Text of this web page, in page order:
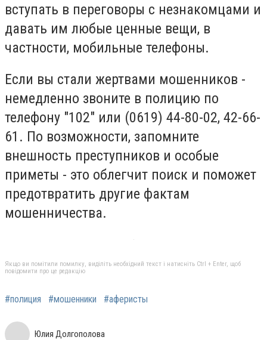
вступать в переговоры с незнакомцами и
давать им любые ценные вещи, в
частности, мобильные телефоны.
Если вы стали жертвами мошенников -
немедленно звоните в полицию по
телефону "102" или (0619) 44-80-02, 42-66-
61. По возможности, запомните
внешность преступников и особые
приметы - это облегчит поиск и поможет
предотвратить другие фактам
мошенничества.
Якщо ви помітили помилку, виділіть необхідний текст і натисніть Ctrl + Enter, щоб
повідомити про це редакцію
#полиция #мошенники #аферисты
Юлия Долгополова